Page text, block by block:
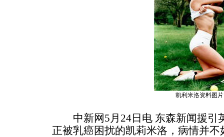
凯利米洛资料图片
中新网5月24日电 东森新闻援引
正被乳癌困扰的凯莉米洛，病情并